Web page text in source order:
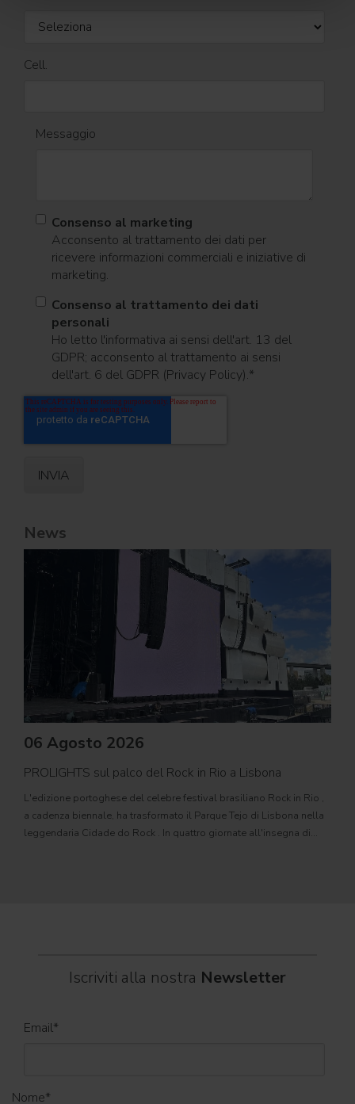
Cell.
Messaggio
Consenso al marketing
Acconsento al trattamento dei dati per
ricevere informazioni commerciali e iniziative di
marketing.
Consenso al trattamento dei dati
personali
Ho letto l'informativa ai sensi dell'art. 13 del
GDPR; acconsento al trattamento ai sensi
dell'art. 6 del GDPR (Privacy Policy).*
News
06 Agosto 2026
PROLIGHTS sul palco del Rock in Rio a Lisbona
L'edizione portoghese del celebre festival brasiliano Rock in Rio ,
a cadenza biennale, ha trasformato il Parque Tejo di Lisbona nella
leggendaria Cidade do Rock . In quattro giornate all'insegna di
Iscriviti alla nostra Newsletter
Email*
Nome*